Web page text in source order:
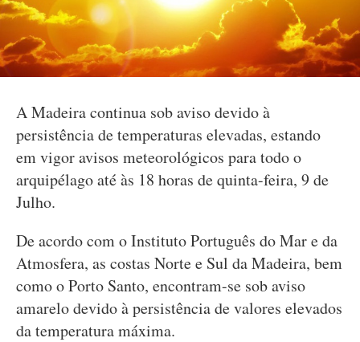
A Madeira continua sob aviso devido à
persistência de temperaturas elevadas, estando
em vigor avisos meteorológicos para todo o
arquipélago até às 18 horas de quinta-feira, 9 de
Julho.
De acordo com o Instituto Português do Mar e da
Atmosfera, as costas Norte e Sul da Madeira, bem
como o Porto Santo, encontram-se sob aviso
amarelo devido à persistência de valores elevados
da temperatura máxima.